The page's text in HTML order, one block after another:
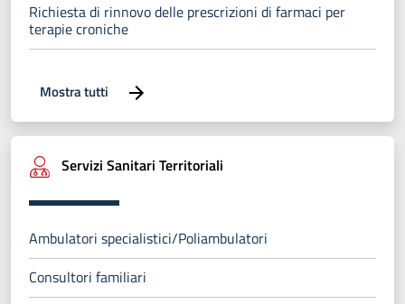
Richiesta di rinnovo delle prescrizioni di farmaci per
terapie croniche
Mostra tutti
Servizi Sanitari Territoriali
Ambulatori specialistici/Poliambulatori
Consultori familiari